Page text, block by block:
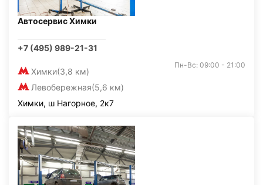
Автосервис Химки
+7 (495) 989-21-31
Химки(3,8 км)
Левобережная(5,6 км)
Пн-Вс: 09:00 - 21:00
Химки, ш Нагорное, 2к7